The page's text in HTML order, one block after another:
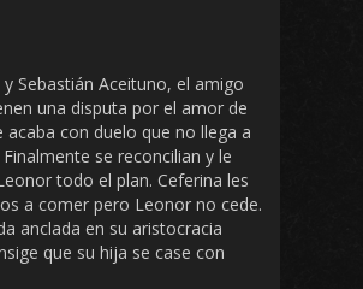
y Sebastián Aceituno, el amigo
una disputa por el amor de
acaba con duelo que no llega a
se reconcilian y le
todo el plan. Ceferina les
a comer pero Leonor no cede.
anclada en su aristocracia
que su hija se case con